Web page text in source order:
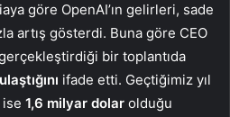
göre OpenAI’ın gelirleri, sade
artış gösterdi. Buna göre CEO
bir toplantıda
ifade etti. Geçtiğimiz yıl
1,6 milyar dolar olduğu